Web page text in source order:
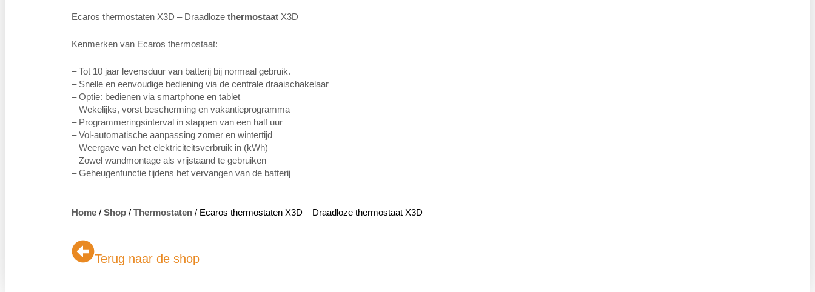
Ecaros thermostaten X3D – Draadloze thermostaat X3D
Kenmerken van Ecaros thermostaat:
– Tot 10 jaar levensduur van batterij bij normaal gebruik.
– Snelle en eenvoudige bediening via de centrale draaischakelaar
– Optie: bedienen via smartphone en tablet
– Wekelijks, vorst bescherming en vakantieprogramma
– Programmeringsinterval in stappen van een half uur
– Vol-automatische aanpassing zomer en wintertijd
– Weergave van het elektriciteitsverbruik in (kWh)
– Zowel wandmontage als vrijstaand te gebruiken
– Geheugenfunctie tijdens het vervangen van de batterij
Home / Shop / Thermostaten / Ecaros thermostaten X3D – Draadloze thermostaat X3D
Terug naar de shop